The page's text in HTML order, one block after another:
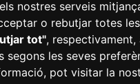
nostres serveis
o rebutjar totes
tot", respectivament,
les seves
pot visitar la
web·Configurar cookies